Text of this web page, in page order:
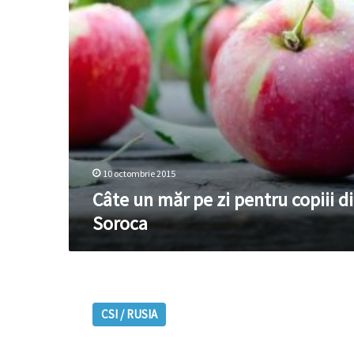
din
Soroca
10 octombrie 2015
Câte un măr pe zi pentru copiii
Soroca
mâncatCSI / RUSIA